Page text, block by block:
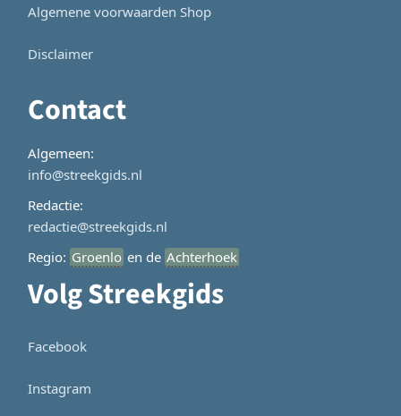
Algemene voorwaarden Shop
Disclaimer
Contact
Algemeen:
info@streekgids.nl
Redactie:
redactie@streekgids.nl
Regio: Groenlo en de Achterhoek
Volg Streekgids
Facebook
Instagram